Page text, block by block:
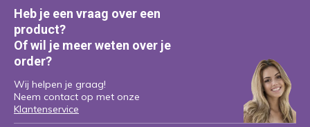
Heb je een vraag over een
product?
Of wil je meer weten over je
order?
Wij helpen je graag!
Neem contact op met onze
Klantenservice